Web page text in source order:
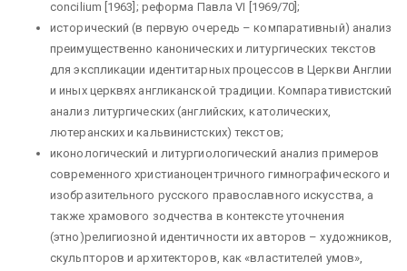
concilium [1963]; реформа Павла VI [1969/70];
исторический (в первую очередь – компаративный) анализ
преимущественно канонических и литургических текстов
для экспликации идентитарных процессов в Церкви Англии
и иных церквях англиканской традиции. Компаративистский
анализ литургических (английских, католических,
лютеранских и кальвинистских) текстов;
иконологический и литургиологический анализ примеров
современного христианоцентричного гимнографического и
изобразительного русского православного искусства, а
также храмового зодчества в контексте уточнения
(этно)религиозной идентичности их авторов – художников,
скульпторов и архитекторов, как «властителей умов»,